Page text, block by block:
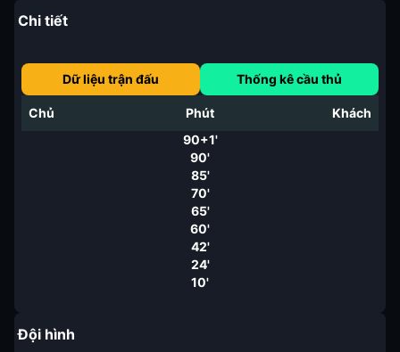
Chi tiết
Dữ liệu trận đấu Thống kê cầu thủ
Chủ Phút
Khách
90+1'
90'
85'
70'
65'
60'
42'
24'
10'
Đội hình